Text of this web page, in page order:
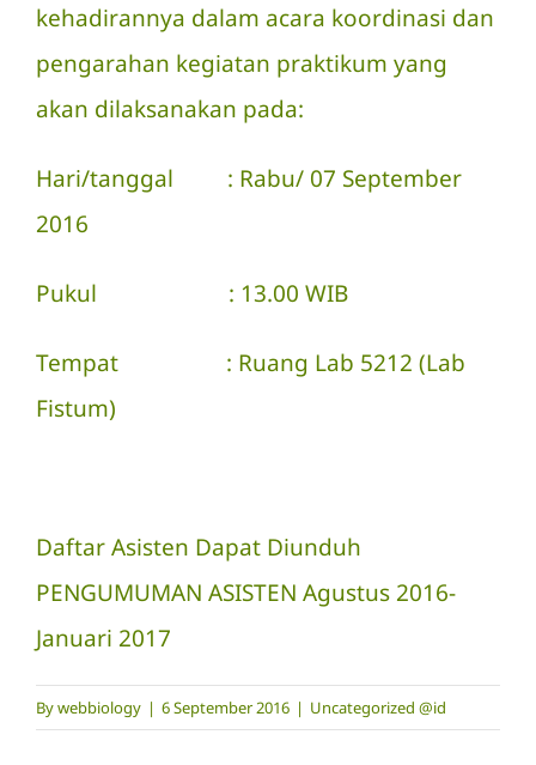
kehadirannya dalam acara koordinasi dan
pengarahan kegiatan praktikum yang
akan dilaksanakan pada:
Hari/tanggal : Rabu/ 07 September
2016
Pukul : 13.00 WIB
Tempat : Ruang Lab 5212 (Lab
Fistum)
Daftar Asisten Dapat Diunduh
PENGUMUMAN ASISTEN Agustus 2016-
Januari 2017
Bywebbiology | 6 September 2016 | Uncategorized @id